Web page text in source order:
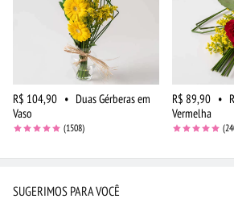
R$ 104,90 • Duas Gérberas em
Vaso
(1508)
R$ 89,90 •
Vermelha
SUGERIMOS PARA VOCÊ